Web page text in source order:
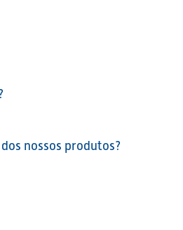
nossos produtos?